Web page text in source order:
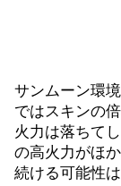
サンムーン環
ではスキンの
火力は落ちて
の高火力がほ
続ける可能性